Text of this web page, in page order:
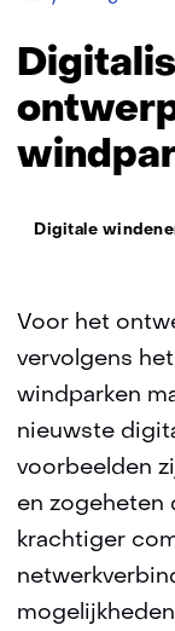
Thema:
Digitale
Voor het
vervolgens
windparken
nieuwste
voorbeelden
en zogeheten
krachtiger